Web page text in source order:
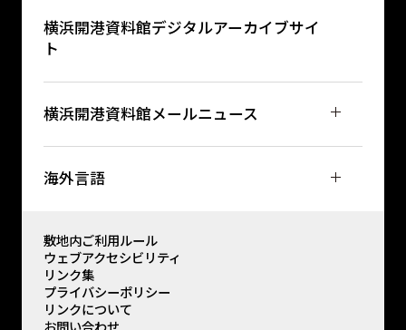
横浜開港資料館デジタルアーカイブサイ
ト
横浜開港資料館メールニュース
海外言語
敷地内ご利用ルール
ウェブアクセシビリティ
リンク集
プライバシーポリシー
リンクについて